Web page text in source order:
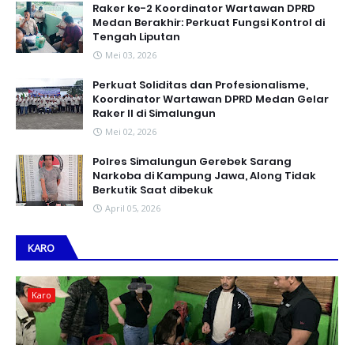
Raker ke-2 Koordinator Wartawan DPRD
Medan Berakhir: Perkuat Fungsi Kontrol di
Tengah Liputan
Mei 03, 2026
Perkuat Soliditas dan Profesionalisme,
Koordinator Wartawan DPRD Medan Gelar
Raker II di Simalungun
Mei 02, 2026
Polres Simalungun Gerebek Sarang
Narkoba di Kampung Jawa, Along Tidak
Berkutik Saat dibekuk
April 05, 2026
KARO
Karo